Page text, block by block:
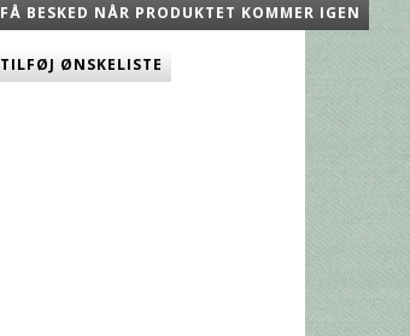
FÅ BESKED NÅR PRODUKTET KOMMER IGEN
TILFØJ ØNSKELISTE